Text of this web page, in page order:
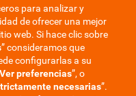
para analizar y
de ofrecer una mejor
web. Si hace clic sobre
” consideramos que
configurarlas a su
Ver preferencias”, o
necesarias”.